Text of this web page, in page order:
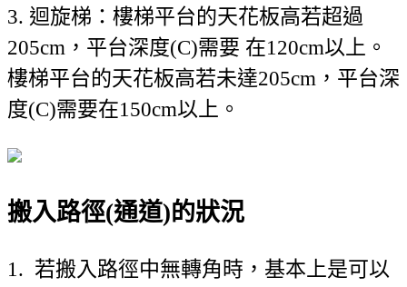
3. 迴旋梯：樓梯平台的天花板高若超過
205cm，平台深度(C)需要 在120cm以上。
樓梯平台的天花板高若未達205cm，平台深
度(C)需要在150cm以上。
搬入路徑(通道)的狀況
1. 若搬入路徑中無轉角時，基本上是可以